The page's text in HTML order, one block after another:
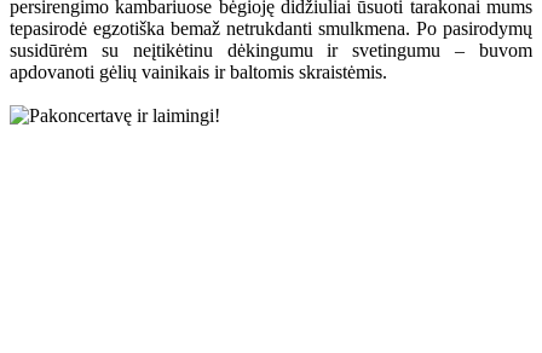
persirengimo kambariuose bėgioję didžiuliai ūsuoti tarakonai mums
tepasirodė egzotiška bemaž netrukdanti smulkmena. Po pasirodymų
susidūrėm su neįtikėtinu dėkingumu ir svetingumu – buvom
apdovanoti gėlių vainikais ir baltomis skraistėmis.